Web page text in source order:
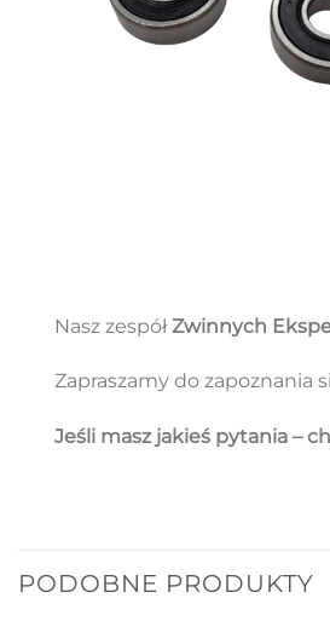
Nasz zespół Zwinnych
Zapraszamy do zapoznania
Jeśli masz jakieś pytania –
PODOBNE PRODUKTY